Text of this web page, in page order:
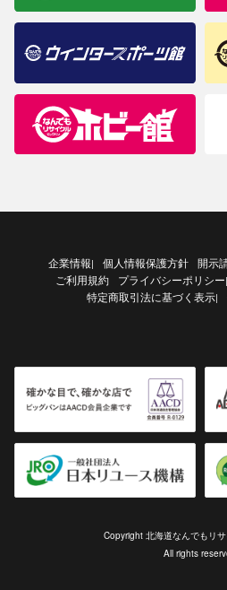
企業情報| 個人情報保護方針 開示
ご利用規約 プライバシーポリシー|
特定商取引法に基づく表示|
Copyright 北海道なんでもリ
All rights